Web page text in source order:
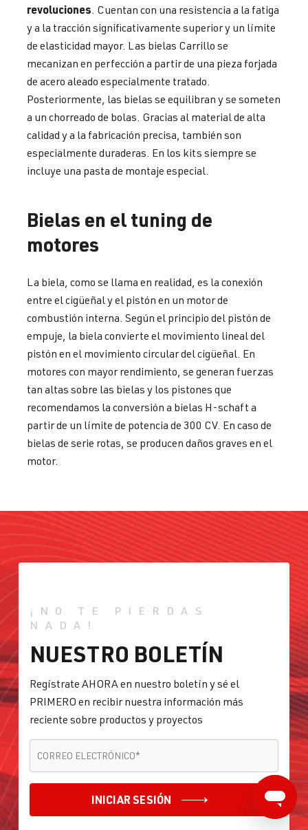
revoluciones. Cuentan con una resistencia a la fatiga
y a la tracción significativamente superior y un límite
de elasticidad mayor. Las bielas Carrillo se
mecanizan en perfección a partir de una pieza forjada
de acero aleado especialmente tratado.
Posteriormente, las bielas se equilibran y se someten
a un chorreado de bolas. Gracias al material de alta
calidad y a la fabricación precisa, también son
especialmente duraderas. En los kits siempre se
incluye una pasta de montaje especial.
Bielas en el tuning de
motores
La biela, como se llama en realidad, es la conexión
entre el cigüeñal y el pistón en un motor de
combustión interna. Según el principio del pistón de
empuje, la biela convierte el movimiento lineal del
pistón en el movimiento circular del cigüeñal. En
motores con mayor rendimiento, se generan fuerzas
tan altas sobre las bielas y los pistones que
recomendamos la conversión a bielas H-schaft a
partir de un límite de potencia de 300 CV. En caso de
bielas de serie rotas, se producen daños graves en el
motor.
¡NO TE PIERDAS
NADA!
NUESTRO BOLETÍN
Regístrate AHORA en nuestro boletín y sé el
PRIMERO en recibir nuestra información más
reciente sobre productos y proyectos
CORREO ELECTRÓNICO*
INICIAR SESIÓN